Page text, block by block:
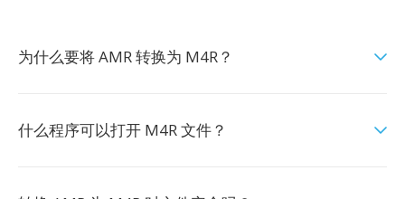
为什么要将 AMR 转换为 M4R？
什么程序可以打开 M4R 文件？